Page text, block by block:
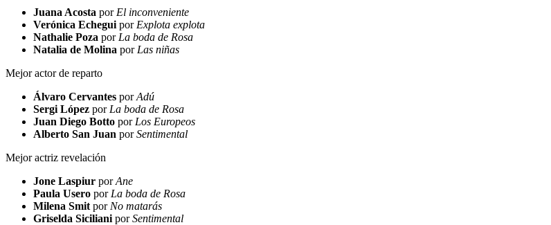
Juana Acosta por El inconveniente
Verónica Echegui por Explota explota
Nathalie Poza por La boda de Rosa
Natalia de Molina por Las niñas
Mejor actor de reparto
Álvaro Cervantes porAdú
Sergi López por La boda de Rosa
Juan Diego Botto por Los Europeos
Alberto San Juan porSentimental
Mejor actriz revelación
Jone Laspiur porAne
Paula Usero por La boda de Rosa
Milena Smit por No matarás
Griselda Siciliani porSentimental